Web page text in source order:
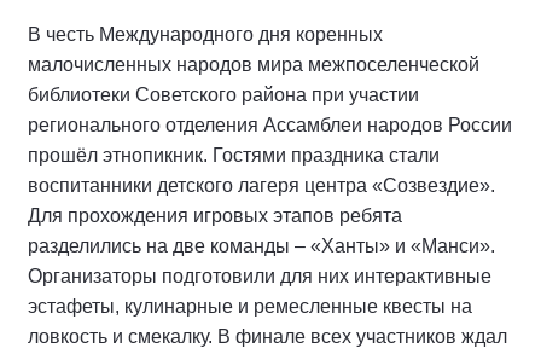
В честь Международного дня коренных
малочисленных народов мира межпоселенческой
библиотеки Советского района при участии
регионального отделения Ассамблеи народов России
прошёл этнопикник. Гостями праздника стали
воспитанники детского лагеря центра «Созвездие».
Для прохождения игровых этапов ребята
разделились на две команды – «Ханты» и «Манси».
Организаторы подготовили для них интерактивные
эстафеты, кулинарные и ремесленные квесты на
ловкость и смекалку. В финале всех участников ждал